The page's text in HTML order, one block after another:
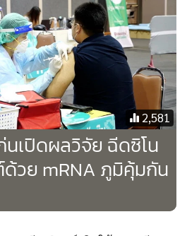
าวิทยาลัยนั้น มหาวิทยาลัยได้ดำเนิน
กษาให้แก่นักศึกษาที่ขอคืนรอบแรก
รบ) โดยมหาวิทยาลัยได้โอนเงินเข้า
ปแล้วเมื่อวันที่ 20 ส.ค. 2564
วมทั้งสิ้น 95,609,286.50 บาท (เก้า
งร้อยแปดสิบหกบาทห้าสิบสตางค์)
นักศึกษาต่างชาติจำนวน 135 คนด้วย
าลัยจะดำเนินการคืนค่าธรรมเนียม
2,581
เปิดผลวิจัย ฉีดซิโน
ด้วย mRNA ภูมิคุ้มกัน